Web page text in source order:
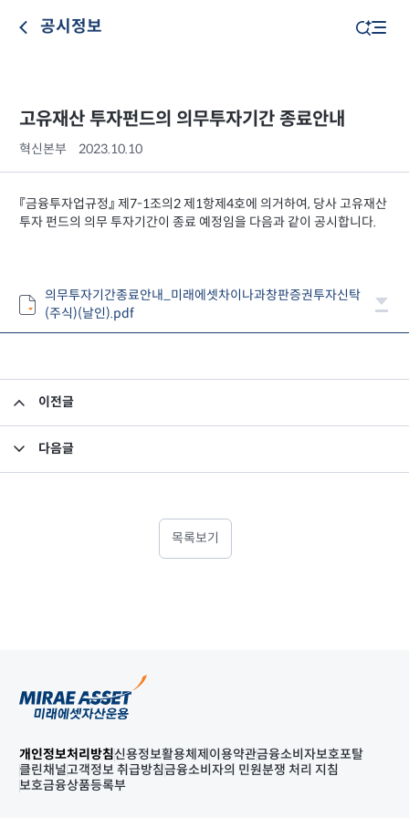
공시정보
고유재산 투자펀드의 의무투자기간 종료안내
혁신본부 2023.10.10
『금융투자업규정』 제7-1조의2 제1항제4호에 의거하여, 당사 고유재산
투자 펀드의 의무 투자기간이 종료 예정임을 다음과 같이 공시합니다.
의무투자기간종료안내_미래에셋차이나과창판증권투자신탁
(주식)(날인).pdf
이전글
다음글
목록보기
개인정보처리방침신용정보활용체제 이용약관금융소비자보호포탈
클린채널고객정보 취급방침금융소비자의 민원분쟁 처리 지침
보호금융상품등록부